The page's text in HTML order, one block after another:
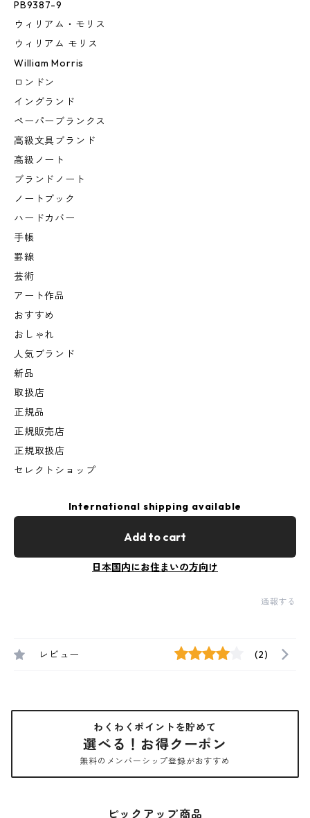
PB9387-9
ウィリアム・モリス
ウィリアム モリス
William Morris
ロンドン
イングランド
ペーパーブランクス
高級文具ブランド
高級ノート
ブランドノート
ノートブック
ハードカバー
手帳
罫線
芸術
アート作品
おすすめ
おしゃれ
人気ブランド
新品
取扱店
正規品
正規販売店
正規取扱店
セレクトショップ
International shipping available
Add to cart
日本国内にお住まいの方向け
通報する
レビュー (2)
わくわくポイントを貯めて
選べる！お得クーポン
無料のメンバーシップ登録がおすすめ
ピックアップ商品